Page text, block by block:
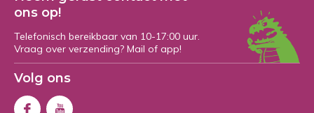
ons op!
Telefonisch bereikbaar van 10-17:00 uur.
Vraag over verzending? Mail of app!
Volg ons